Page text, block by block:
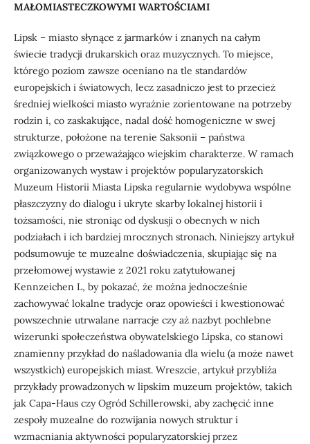
MAŁOMIASTECZKOWYMI WARTOŚCIAMI
Lipsk – miasto słynące z jarmarków i znanych na całym
świecie tradycji drukarskich oraz muzycznych. To miejsce,
którego poziom zawsze oceniano na tle standardów
europejskich i światowych, lecz zasadniczo jest to przecież
średniej wielkości miasto wyraźnie zorientowane na potrzeby
rodzin i, co zaskakujące, nadal dość homogeniczne w swej
strukturze, położone na terenie Saksonii – państwa
związkowego o przeważająco wiejskim charakterze. W ramach
organizowanych wystaw i projektów popularyzatorskich
Muzeum Historii Miasta Lipska regularnie wydobywa wspólne
płaszczyzny do dialogu i ukryte skarby lokalnej historii i
tożsamości, nie stroniąc od dyskusji o obecnych w nich
podziałach i ich bardziej mrocznych stronach. Niniejszy artykuł
podsumowuje te muzealne doświadczenia, skupiając się na
przełomowej wystawie z 2021 roku zatytułowanej
Kennzeichen L, by pokazać, że można jednocześnie
zachowywać lokalne tradycje oraz opowieści i kwestionować
powszechnie utrwalane narracje czy aż nazbyt pochlebne
wizerunki społeczeństwa obywatelskiego Lipska, co stanowi
znamienny przykład do naśladowania dla wielu (a może nawet
wszystkich) europejskich miast. Wreszcie, artykuł przybliża
przykłady prowadzonych w lipskim muzeum projektów, takich
jak Capa-Haus czy Ogród Schillerowski, aby zachęcić inne
zespoły muzealne do rozwijania nowych struktur i
wzmacniania aktywności popularyzatorskiej przez